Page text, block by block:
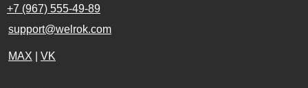
+7 (967) 555-49-89
support@welrok.com
MAX VK